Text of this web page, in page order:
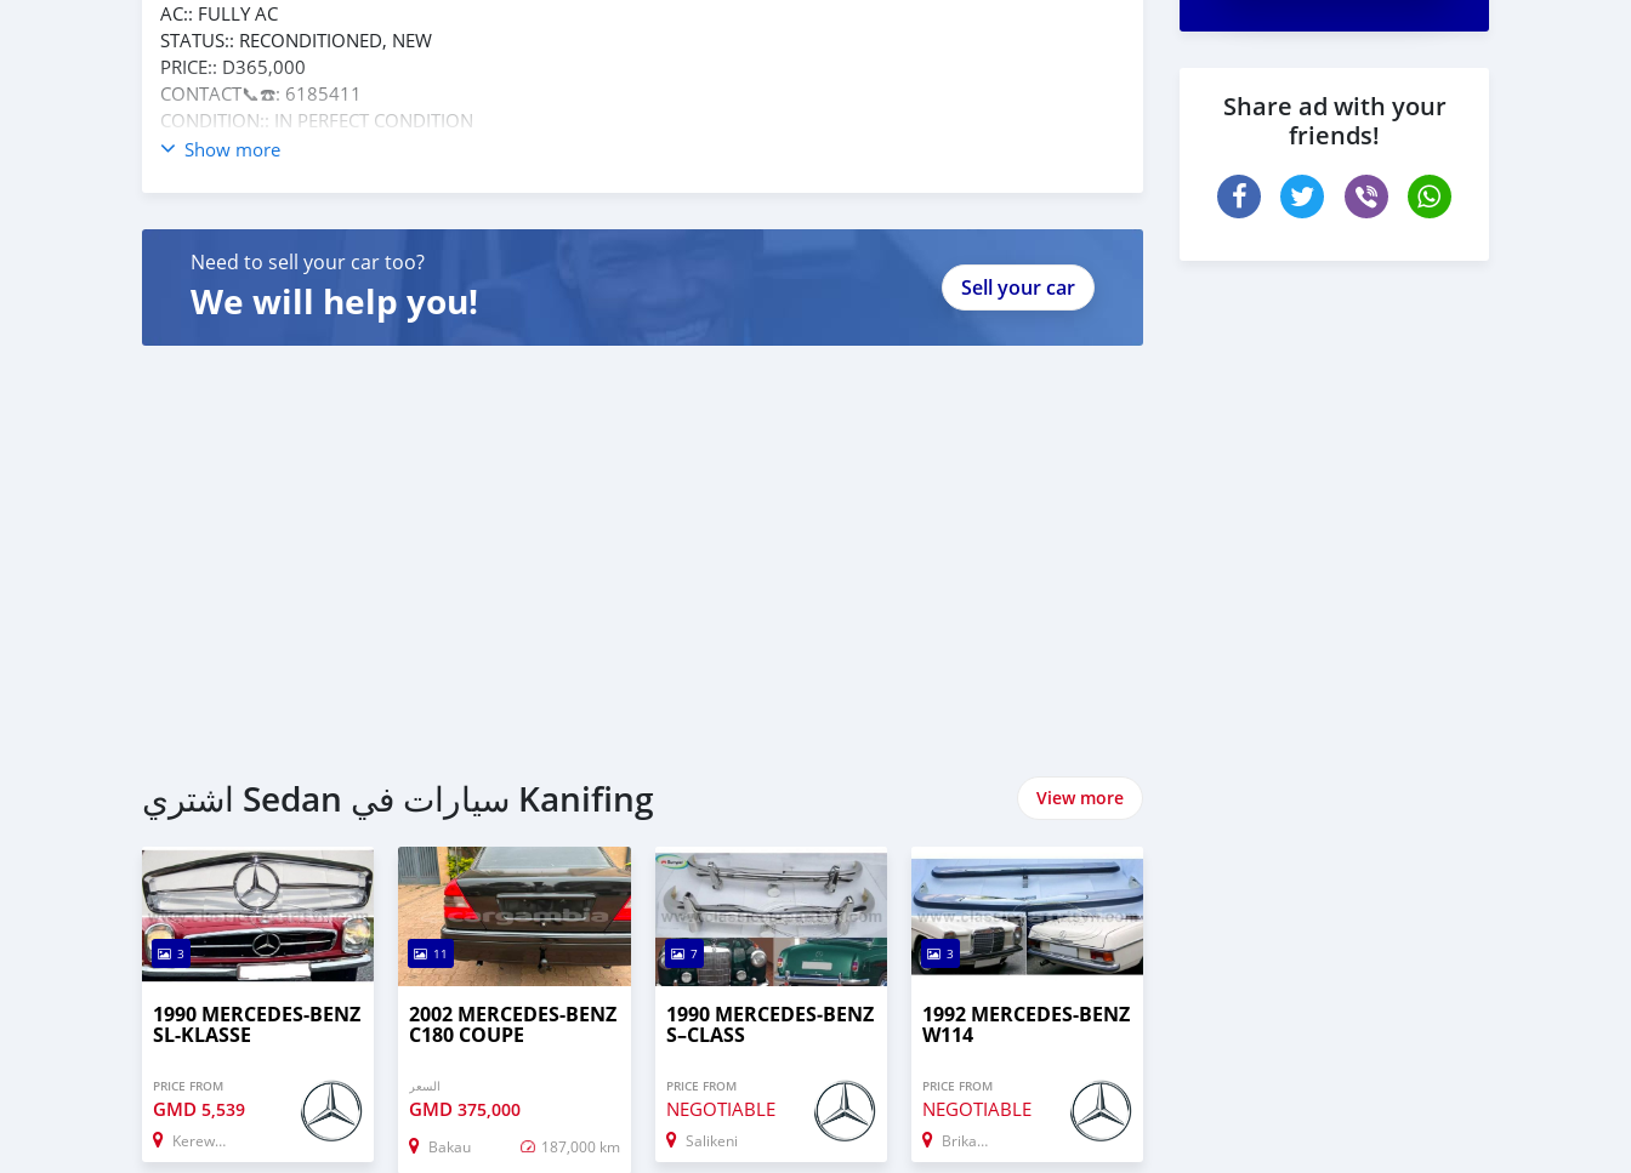
AC:: FULLY AC
STATUS:: RECONDITIONED, NEW
PRICE:: D365,000
CONTACT📞☎️: 6185411
CONDITION:: IN PERFECT CONDITION
Show more
Need to sell your car too?
We will help you! Sell your car
اشتري Sedan سيارات في Kanifing View more
3
1990 MERCEDES-BENZ
SL-KLASSE
PRICE FROM
GMD 5,539
Kerewan
11
2002 MERCEDES-BENZ
C180 COUPE
السعر
GMD375,000
Bakau 187,000 km
7
1990 MERCEDES‒BENZ
S–CLASS
PRICE FROM
NEGOTIABLE
Salikeni
3
1992 MERCEDES-BENZ
W114
PRICE FROM
NEGOTIABLE
Brikama
Share ad with your
friends!